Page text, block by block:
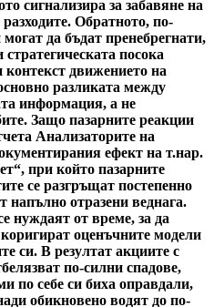
сигнализира за забавяне на
Обратното, по-
да бъдат пренебрегнати,
посока
контекст движението на
разликата между
информация, а не
Защо пазарните реакции
Анализаторите на
ефект на т.нар.
при който пазарните
се разгръщат постепенно
напълно отразени веднага.
нуждаят от време, за да
оценъчните модели
си. В резултат акциите с
по-силни спадове,
по себе си биха оправдали,
обикновено водят до по-